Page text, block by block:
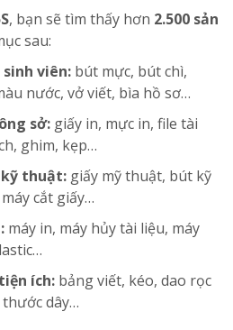
, bạn sẽ tìm thấy hơn 2.500 sản
sau:
viên: bút mực, bút chì,
nước, vở viết, bìa hồ sơ…
sở: giấy in, mực in, file tài
ghim, kẹp…
thuật: giấy mỹ thuật, bút kỹ
cắt giấy…
máy in, máy hủy tài liệu, máy
ích: bảng viết, kéo, dao rọc
dây…